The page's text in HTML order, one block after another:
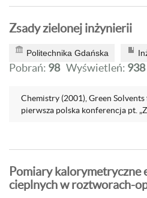
Zsady zielonej inżynierii
Politechnika Gdańska
Pobrań: 98 Wyświetleń: 938
Chemistry (2001), Green
pierwsza polska konferencja pt.
Pomiary kalorymetryczne
cieplnych w roztworach-